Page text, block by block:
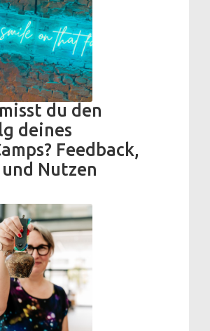
du den
deines
Feedback,
und Nutzen